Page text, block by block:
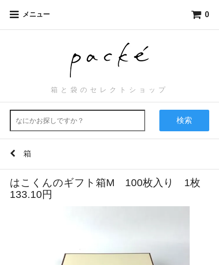
メニュー 0
箱と袋のセレクトショップ
検索
箱
はこくんのギフト箱M 100枚入り 1枚
133.10円